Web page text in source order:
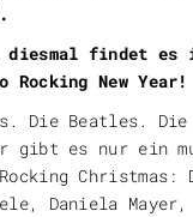
findet es
New Year!
Die Beatles. Die
gibt es nur ein
Christmas:
Daniela Mayer,